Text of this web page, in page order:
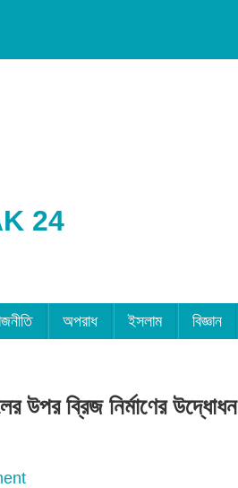
24
অপরাধ ইসলাম বিজ্ঞান
উপর ব্রিজ নির্মাণের উদ্ধোধন
on